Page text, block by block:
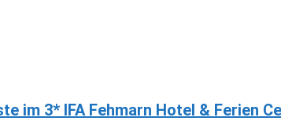
im 3* IFA Fehmarn Hotel & Ferien